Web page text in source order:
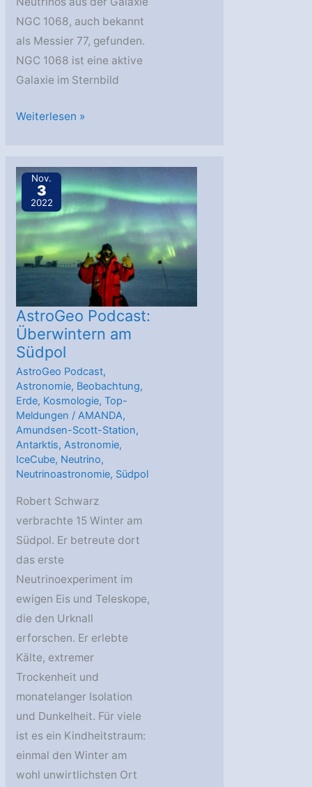
NGC 1068, auch bekannt
als Messier 77, gefunden.
NGC 1068 ist eine aktive
Galaxie im Sternbild
IceCube-
ersten
Einblick
in
das
Innere
einer
Galaxie
Weiterlesen »
Nov.
3
2022
AstroGeo Podcast:
Überwintern am
Südpol
AstroGeo Podcast,
Astronomie, Beobachtung,
Erde, Kosmologie,Top-
Meldungen / AMANDA,
Amundsen-Scott-Station,
Antarktis, Astronomie,
IceCube, Neutrino,
Neutrinoastronomie, Südpol
Robert Schwarz
verbrachte 15 Winter am
Südpol. Er betreute dort
das erste
Neutrinoexperiment im
ewigen Eis und Teleskope,
die den Urknall
erforschen. Er erlebte
Kälte, extremer
Trockenheit und
monatelanger Isolation
und Dunkelheit. Für viele
ist es ein Kindheitstraum:
einmal den Winter am
wohl unwirtlichsten Ort